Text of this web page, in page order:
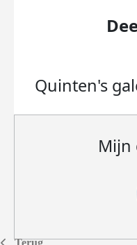
Terug
Quinten's
Mijn